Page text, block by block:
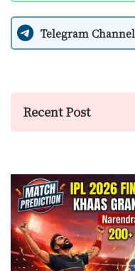
Telegram Channel
Recent Post